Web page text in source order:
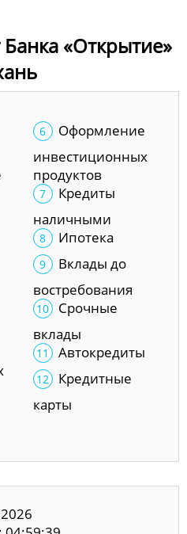
«Открытие»
Оформление
инвестиционных
продуктов
Кредиты
наличными
Ипотека
Вклады до
востребования
Срочные
вклады
Автокредиты
Кредитные
карты